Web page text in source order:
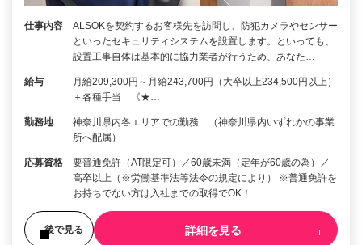
仕事内容
ALSOKを契約するお客様先を訪問し、防犯カメラやセンサー
といったセキュリティシステムを設置します。といっても、
設置工事自体は基本的に協力業者が行うため、あなた…
給与
月給209,300円～月給243,700円（大卒以上234,500円以上）
＋各種手当 《★…
勤務地
神奈川県内各エリアでの勤務 （神奈川県内いずれかの事業
所へ配属）
応募資格
要普通免許（AT限定可）／60歳未満（定年が60歳の為）／
高卒以上（※労働基準法等法令の規定により） ※普通免許を
お持ちでない方は入社までの取得でOK！
後で見る 詳細を見る